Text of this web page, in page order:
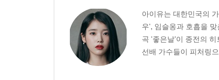
아이유는 대한민국의
우', 임슬옹과 호흡을
곡 '좋은날'이 종전의
선배 가수들이 피처링